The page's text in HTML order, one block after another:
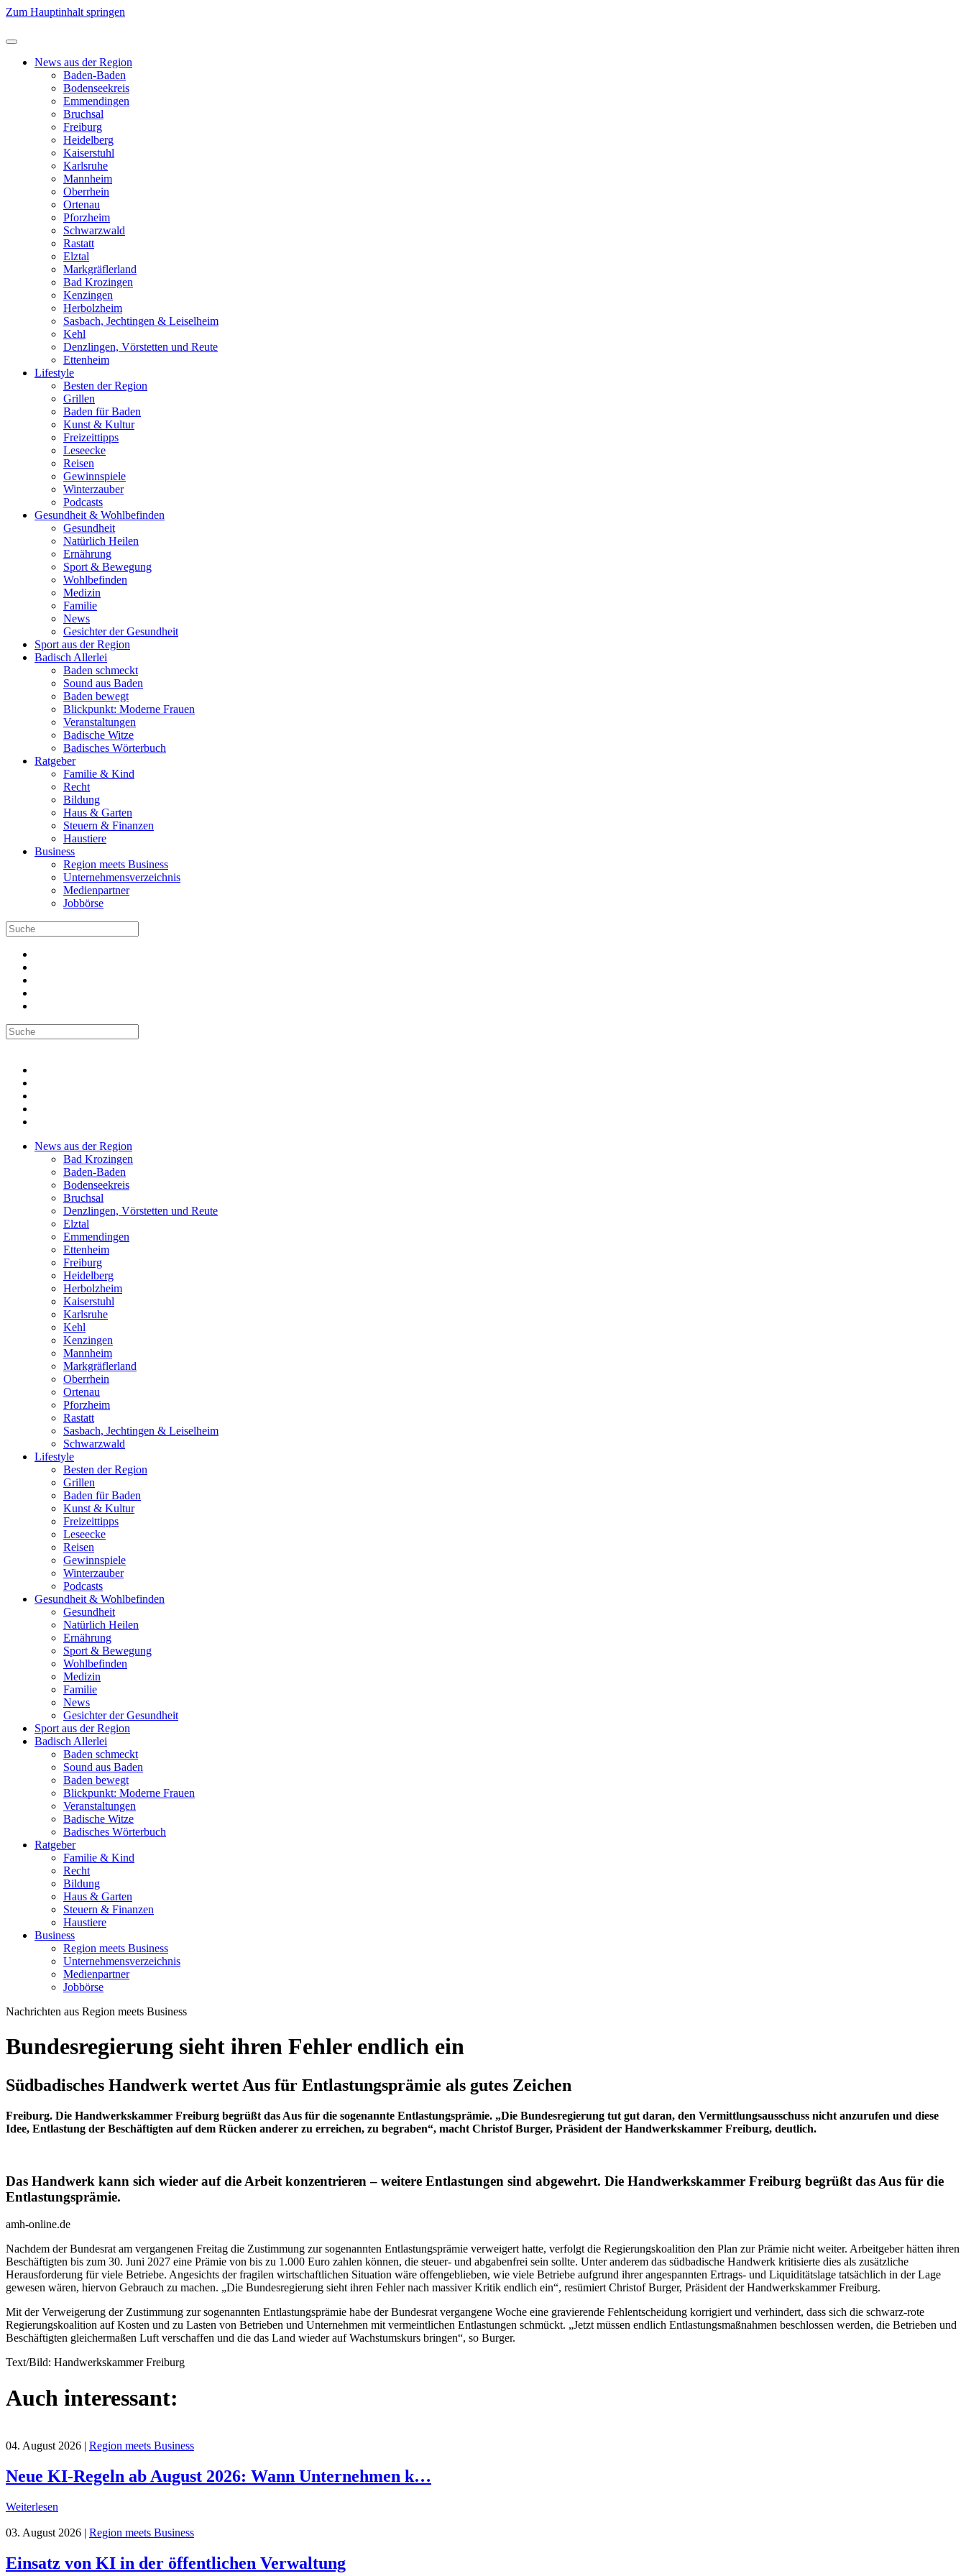
Zum Hauptinhalt springen
News aus der Region
Baden-Baden
Bodenseekreis
Emmendingen
Bruchsal
Freiburg
Heidelberg
Kaiserstuhl
Karlsruhe
Mannheim
Oberrhein
Ortenau
Pforzheim
Schwarzwald
Rastatt
Elztal
Markgräflerland
Bad Krozingen
Kenzingen
Herbolzheim
Sasbach, Jechtingen & Leiselheim
Kehl
Denzlingen, Vörstetten und Reute
Ettenheim
Lifestyle
Besten der Region
Grillen
Baden für Baden
Kunst & Kultur
Freizeittipps
Leseecke
Reisen
Gewinnspiele
Winterzauber
Podcasts
Gesundheit & Wohlbefinden
Gesundheit
Natürlich Heilen
Ernährung
Sport & Bewegung
Wohlbefinden
Medizin
Familie
News
Gesichter der Gesundheit
Sport aus der Region
Badisch Allerlei
Baden schmeckt
Sound aus Baden
Baden bewegt
Blickpunkt: Moderne Frauen
Veranstaltungen
Badische Witze
Badisches Wörterbuch
Ratgeber
Familie & Kind
Recht
Bildung
Haus & Garten
Steuern & Finanzen
Haustiere
Business
Region meets Business
Unternehmensverzeichnis
Medienpartner
Jobbörse
News aus der Region
Bad Krozingen
Baden-Baden
Bodenseekreis
Bruchsal
Denzlingen, Vörstetten und Reute
Elztal
Emmendingen
Ettenheim
Freiburg
Heidelberg
Herbolzheim
Kaiserstuhl
Karlsruhe
Kehl
Kenzingen
Mannheim
Markgräflerland
Oberrhein
Ortenau
Pforzheim
Rastatt
Sasbach, Jechtingen & Leiselheim
Schwarzwald
Lifestyle
Besten der Region
Grillen
Baden für Baden
Kunst & Kultur
Freizeittipps
Leseecke
Reisen
Gewinnspiele
Winterzauber
Podcasts
Gesundheit & Wohlbefinden
Gesundheit
Natürlich Heilen
Ernährung
Sport & Bewegung
Wohlbefinden
Medizin
Familie
News
Gesichter der Gesundheit
Sport aus der Region
Badisch Allerlei
Baden schmeckt
Sound aus Baden
Baden bewegt
Blickpunkt: Moderne Frauen
Veranstaltungen
Badische Witze
Badisches Wörterbuch
Ratgeber
Familie & Kind
Recht
Bildung
Haus & Garten
Steuern & Finanzen
Haustiere
Business
Region meets Business
Unternehmensverzeichnis
Medienpartner
Jobbörse
Nachrichten aus Region meets Business
Bundesregierung sieht ihren Fehler endlich ein
Südbadisches Handwerk wertet Aus für Entlastungsprämie als gutes Zeichen
Freiburg. Die Handwerkskammer Freiburg begrüßt das Aus für die sogenannte Entlastungsprämie. „Die Bundesregierung tut gut daran, den Vermittlungsausschuss nicht anzurufen und diese
Idee, Entlastung der Beschäftigten auf dem Rücken anderer zu erreichen, zu begraben“, macht Christof Burger, Präsident der Handwerkskammer Freiburg, deutlich.
Das Handwerk kann sich wieder auf die Arbeit konzentrieren – weitere Entlastungen sind abgewehrt. Die Handwerkskammer Freiburg begrüßt das Aus für die
Entlastungsprämie.
amh-online.de
Nachdem der Bundesrat am vergangenen Freitag die Zustimmung zur sogenannten Entlastungsprämie verweigert hatte, verfolgt die Regierungskoalition den Plan zur Prämie nicht weiter. Arbeitgeber hätten ihren
Beschäftigten bis zum 30. Juni 2027 eine Prämie von bis zu 1.000 Euro zahlen können, die steuer- und abgabenfrei sein sollte. Unter anderem das südbadische Handwerk kritisierte dies als zusätzliche
Herausforderung für viele Betriebe. Angesichts der fragilen wirtschaftlichen Situation wäre offengeblieben, wie viele Betriebe aufgrund ihrer angespannten Ertrags- und Liquiditätslage tatsächlich in der Lage
gewesen wären, hiervon Gebrauch zu machen. „Die Bundesregierung sieht ihren Fehler nach massiver Kritik endlich ein“, resümiert Christof Burger, Präsident der Handwerkskammer Freiburg.
Mit der Verweigerung der Zustimmung zur sogenannten Entlastungsprämie habe der Bundesrat vergangene Woche eine gravierende Fehlentscheidung korrigiert und verhindert, dass sich die schwarz-rote
Regierungskoalition auf Kosten und zu Lasten von Betrieben und Unternehmen mit vermeintlichen Entlastungen schmückt. „Jetzt müssen endlich Entlastungsmaßnahmen beschlossen werden, die Betrieben und
Beschäftigten gleichermaßen Luft verschaffen und die das Land wieder auf Wachstumskurs bringen“, so Burger.
Text/Bild: Handwerkskammer Freiburg
Auch interessant:
04. August 2026 | Region meets Business
Neue KI-Regeln ab August 2026: Wann Unternehmen k…
Weiterlesen
03. August 2026 | Region meets Business
Einsatz von KI in der öffentlichen Verwaltung